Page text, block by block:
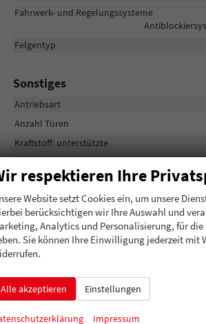
Fahrwerk- und Regelungssysteme
Felgentyp
Sonstiges
Antriebsart
Anzahl Türen
Kraftstoff: unterstützte
Nichtraucher-Fahrzeug
Polsterung
Serienausstattungen
Innen
Lenkrad beheizbar
respektieren Ihre
Website setzt Cookies ein, um unsere
berücksichtigen wir Ihre Auswahl und
Analytics und Personalisierung, für
Sie können Ihre Einwilligung jederzeit mit
Alle akzeptieren Einstellungen
Impressum